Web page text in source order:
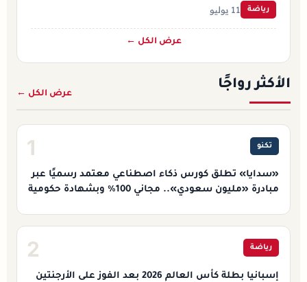
رياضة 11 يوليو
عرض الكل ←
الأكثر رواجًا
عرض الكل ←
1 تكنو
«سدايا» تطلق كورس ذكاء اصطناعي معتمد رسميًا عبر
مبادرة «مليون سعودي».. مجاني 100% وبشهادة حكومية
2 رياضة
إسبانيا بطلة كأس العالم 2026 بعد الفوز على الأرجنتين